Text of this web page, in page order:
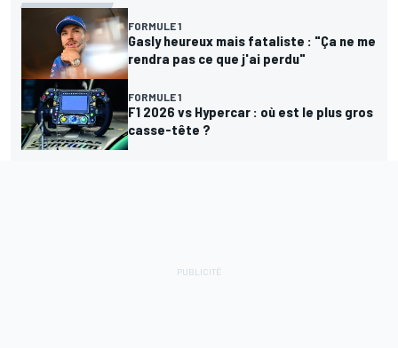
FORMULE 1
Gasly heureux mais fataliste : "Ça ne me
rendra pas ce que j'ai perdu"
FORMULE 1
F1 2026 vs Hypercar : où est le plus gros
casse-tête ?